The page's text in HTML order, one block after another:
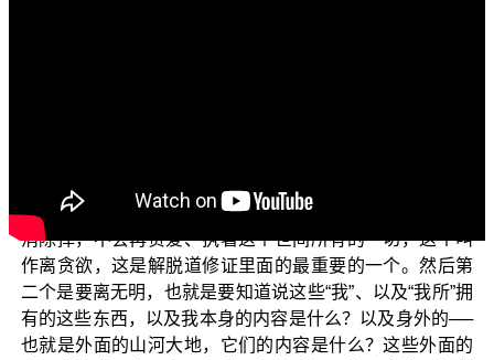
要的内容有两个大部分：一个部分是修除贪欲，也就是说
不管是对于欲界或是色界，或是无色界的贪爱，统统把它
消除掉，不会再贪爱、执著这个世间所有的一切，这个叫
作离贪欲，这是解脱道修证里面的最重要的一个。然后第
二个是要离无明，也就是要知道说这些“我”、以及“我所”拥
有的这些东西，以及我本身的内容是什么？以及身外的──
也就是外面的山河大地，它们的内容是什么？这些外面的